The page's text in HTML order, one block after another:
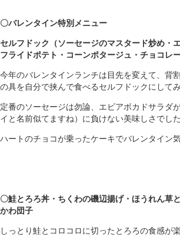
〇バレンタイン特別メニュー
セルフドック（ソーセージのマスタード炒め・
フライドポテト・コーンポタージュ・チョコレ
今年のバレンタインランチは目先を変えて、背
の具を自分で挟んで食べるセルフドックにしてみ
定番のソーセージは勿論、エビアボカドサラダ
イと名前似てますね）に負けない美味しさでした
ハートのチョコが乗ったケーキでバレンタイン
〇鮭とろろ丼・ちくわの磯辺揚げ・ほうれん草
かわ団子
しっとり鮭とコロコロに切ったとろろの食感が